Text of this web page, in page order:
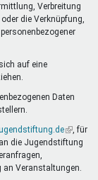
Verbreitung
die Verknüpfung,
auf eine
Daten
(Link
ist
, für
die Jugendstiftung
Veranstaltungen.